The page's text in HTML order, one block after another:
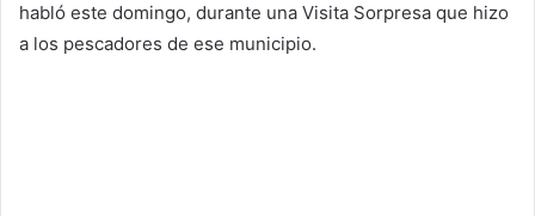
habló este domingo, durante una Visita Sorpresa que hizo
a los pescadores de ese municipio.